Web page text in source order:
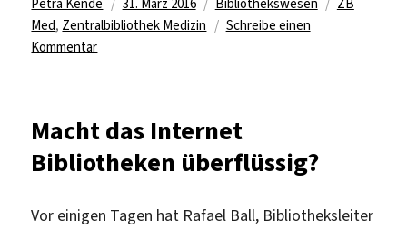
Petra Kende
am
31. März 2016 Bibliothekswesen
ZB
Med, Zentralbibliothek Medizin
Schreibe einen
Kommentarzu
MED
abgewickelt?
Macht das Internet
Bibliotheken überflüssig?
Vor einigen Tagen hat Rafael Ball, Bibliotheksleiter